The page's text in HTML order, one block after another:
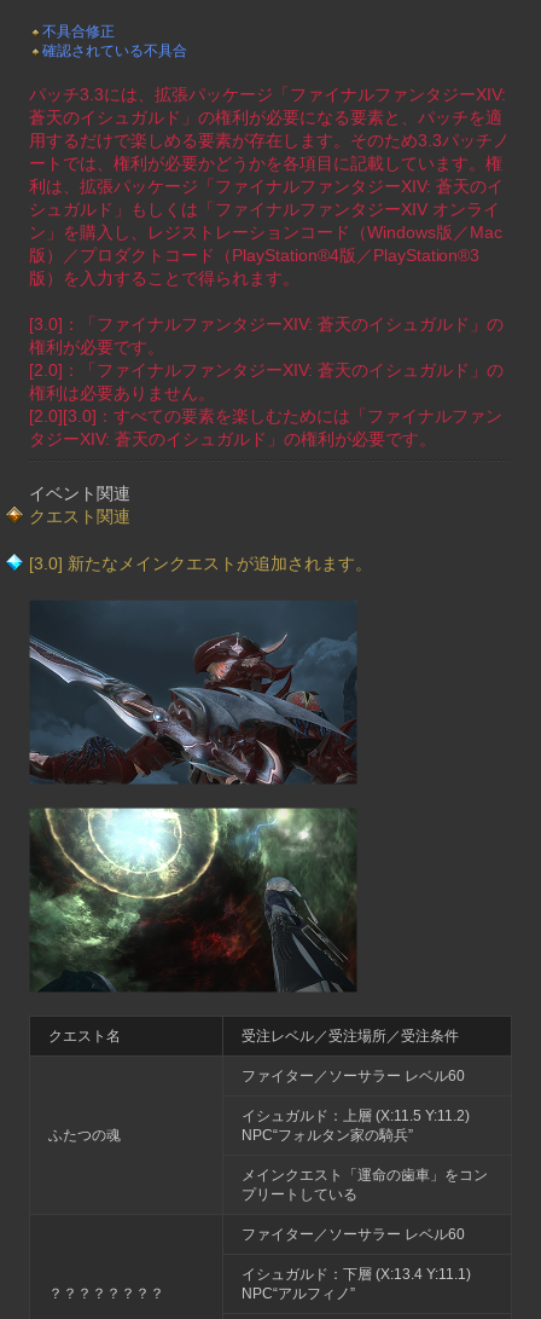
不具合修正
確認されている不具合
パッチ3.3には、拡張パッケージ「ファイナルファンタジーXIV:
蒼天のイシュガルド」の権利が必要になる要素と、パッチを適
用するだけで楽しめる要素が存在します。そのため3.3パッチノ
ートでは、権利が必要かどうかを各項目に記載しています。権
利は、拡張パッケージ「ファイナルファンタジーXIV: 蒼天のイ
シュガルド」もしくは「ファイナルファンタジーXIV オンライ
ン」を購入し、レジストレーションコード（Windows版／Mac
版）／プロダクトコード（PlayStation®4版／PlayStation®3
版）を入力することで得られます。
[3.0]：「ファイナルファンタジーXIV: 蒼天のイシュガルド」の
権利が必要です。
[2.0]：「ファイナルファンタジーXIV: 蒼天のイシュガルド」の
権利は必要ありません。
[2.0][3.0]：すべての要素を楽しむためには「ファイナルファン
タジーXIV: 蒼天のイシュガルド」の権利が必要です。
イベント関連
クエスト関連
[3.0] 新たなメインクエストが追加されます。
クエスト名 受注レベル／受注場所／受注条件
ふたつの魂
ファイター／ソーサラー レベル60
イシュガルド：上層 (X:11.5 Y:11.2)
NPC“フォルタン家の騎兵”
メインクエスト「運命の歯車」をコン
プリートしている
？？？？？？？？
ファイター／ソーサラー レベル60
イシュガルド：下層 (X:13.4 Y:11.1)
NPC“アルフィノ”